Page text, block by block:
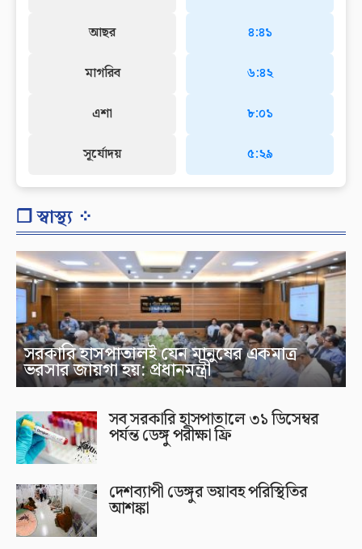
আছর
মাগরিব
এশা
সূর্যোদয়
৪:৪১
৬:৪২
৮:০১
৫:২৯
❐ স্বাস্থ্য ⁘
সরকারি হাসপাতালই যেন মানুষের একমাত্র
ভরসার জায়গা হয়: প্রধানমন্ত্রী
সব সরকারি হাসপাতালে ৩১ ডিসেম্বর
পর্যন্ত ডেঙ্গু পরীক্ষা ফ্রি
দেশব্যাপী ডেঙ্গুর ভয়াবহ পরিস্থিতির
আশঙ্কা